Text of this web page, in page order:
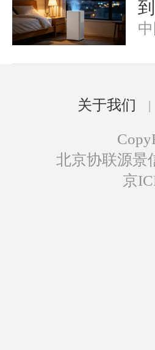
关于我们 |
北京协联源景
京